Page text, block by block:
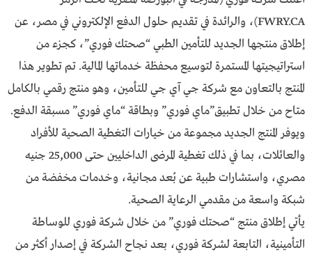
FWRY.CA)، والرائدة في تقديم حلول الدفع الإلكتروني في مصر، عن
إطلاق منتجها الجديد للتأمين الطبي “صحتك فوري”، كجزء من
استراتيجيتها المستمرة لتوسيع محفظة خدماتها المالية. تم تطوير هذا
المنتج بالتعاون مع شركة جي آي جي للتأمين، وهو منتج رقمي بالكامل
متاح من خلال تطبيق”ماي فوري” وبطاقة “ماي فوري” مسبقة الدفع.
ويوفر المنتج الجديد مجموعة من خيارات التغطية الصحية للأفراد
والعائلات، بما في ذلك تغطية المرضى الداخليين حتى 25,000 جنيه
مصري، واستشارات طبية عن بُعد مجانية، وخدمات مخفضة من
شبكة واسعة من مقدمي الرعاية الصحية.
يأتي إطلاق منتج “صحتك فوري” من خلال شركة فوري للوساطة
التأمينية، التابعة لشركة فوري، بعد نجاح الشركة في إصدار أكثر من